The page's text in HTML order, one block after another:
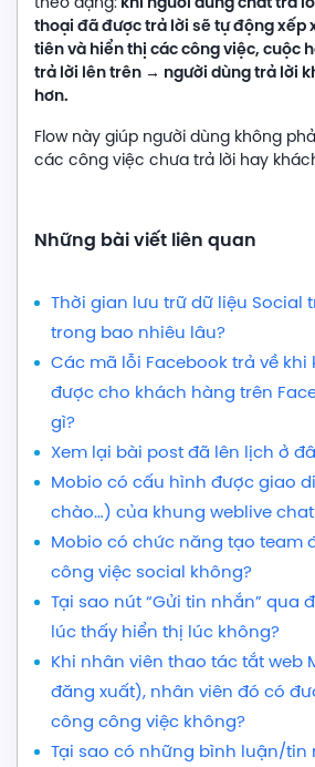
thoại đã được trả lời sẽ tự động xếp
tiên và hiển thị các công việc, cuộc
trả lời lên trên → người dùng trả lời
hơn.
Flow này giúp người dùng không
các công việc chưa trả lời hay
Những bài viết liên quan
Thời gian lưu trữ dữ liệu Social
trong bao nhiêu lâu?
Các mã lỗi Facebook trả về
được cho khách hàng trên
gì?
Xem lại bài post đã lên lịch ở
Mobio có cấu hình được giao
chào…) của khung weblive
Mobio có chức năng tạo team
công việc social không?
Tại sao nút “Gửi tin nhắn” qua
lúc thấy hiển thị lúc không?
Khi nhân viên thao tác tắt web
đăng xuất), nhân viên đó có
công công việc không?
Tại sao có những bình luận/